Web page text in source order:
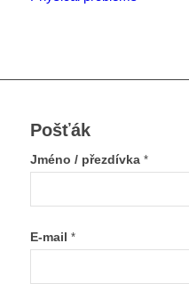
Pošťák
Jméno / přezdívka *
E-mail *